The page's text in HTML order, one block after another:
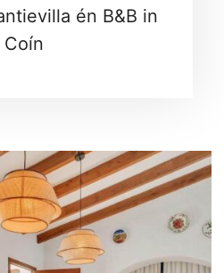
én B&B in
Coín